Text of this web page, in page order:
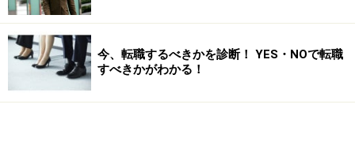
今、転職するべきかを診断！ YES・NOで転職
すべきかがわかる！